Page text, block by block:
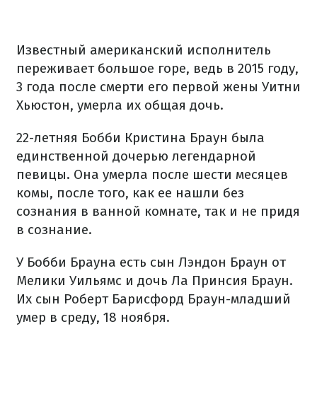
Известный американский исполнитель
переживает большое горе, ведь в 2015 году,
3 года после смерти его первой жены Уитни
Хьюстон, умерла их общая дочь.
22-летняя Бобби Кристина Браун была
единственной дочерью легендарной
певицы. Она умерла после шести месяцев
комы, после того, как ее нашли без
сознания в ванной комнате, так и не придя
в сознание.
У Бобби Брауна есть сын Лэндон Браун от
Мелики Уильямс и дочь Ла Принсия Браун.
Их сын Роберт Барисфорд Браун-младший
умер в среду, 18 ноября.